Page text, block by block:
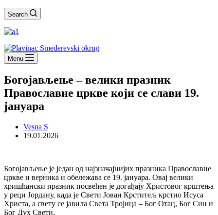
Search
Menu
Богојављење – велики празник
Православне цркве који се слави 19.
јануара
Vesna S
19.01.2026
Богојављење је један од најзначајнијих празника Православне
цркве и верника и обележава се 19. јануара. Овај велики
хришћански празник посвећен је догађају Христовог крштења
у реци Јордану, када је Свети Јован Крститељ крстио Исуса
Христа, а свету се јавила Света Тројица – Бог Отац, Бог Син и
Бог Дух Свети.